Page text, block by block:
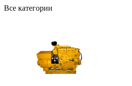
Все категории